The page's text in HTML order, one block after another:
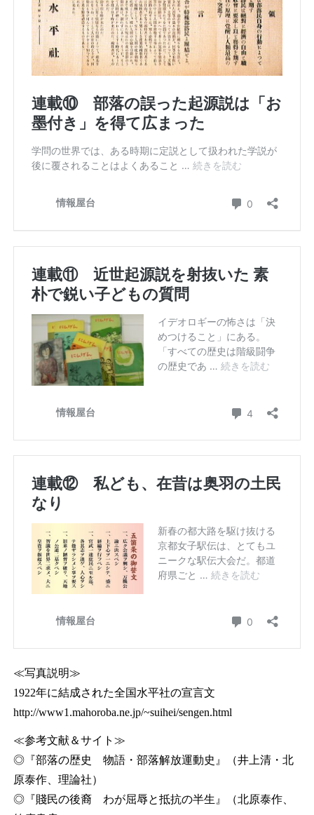
≪写真説明≫
1922年に結成された全国水平社の宣言文
http://www1.mahoroba.ne.jp/~suihei/sengen.html
≪参考文献＆サイト≫
◎『部落の歴史 物語・部落解放運動史』（井上清・北
原泰作、理論社）
◎『賤民の後裔 わが屈辱と抵抗の半生』（北原泰作、